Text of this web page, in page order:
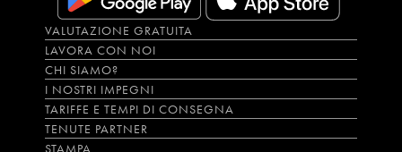
VALUTAZIONE GRATUITA
LAVORA CON NOI
CHI SIAMO?
I NOSTRI IMPEGNI
TARIFFE E TEMPI DI CONSEGNA
TENUTE PARTNER
STAMPA